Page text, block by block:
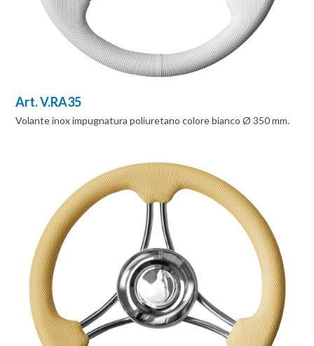
Art. V.RA35
Volante inox impugnatura poliuretano colore bianco Ø 350 mm.